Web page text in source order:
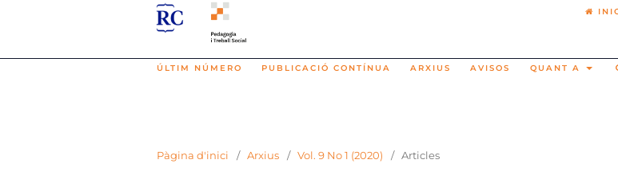
ÚLTIM NÚMERO PUBLICACIÓ CONTÍNUA ARXIUS AVISOS QUANT A
Pàgina d'inici / Arxius / Vol. 9 No 1 (2020) / Articles